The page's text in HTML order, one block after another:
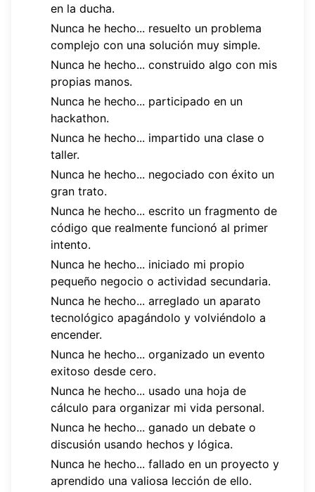
en la ducha.
Nunca he hecho... resuelto un problema
complejo con una solución muy simple.
Nunca he hecho... construido algo con mis
propias manos.
Nunca he hecho... participado en un
hackathon.
Nunca he hecho... impartido una clase o
taller.
Nunca he hecho... negociado con éxito un
gran trato.
Nunca he hecho... escrito un fragmento de
código que realmente funcionó al primer
intento.
Nunca he hecho... iniciado mi propio
pequeño negocio o actividad secundaria.
Nunca he hecho... arreglado un aparato
tecnológico apagándolo y volviéndolo a
encender.
Nunca he hecho... organizado un evento
exitoso desde cero.
Nunca he hecho... usado una hoja de
cálculo para organizar mi vida personal.
Nunca he hecho... ganado un debate o
discusión usando hechos y lógica.
Nunca he hecho... fallado en un proyecto y
aprendido una valiosa lección de ello.